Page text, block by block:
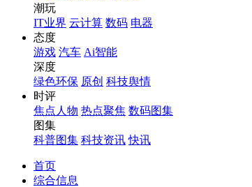
潮玩
IT业界 云计算 数码 电器
态度
游戏 汽车 Ai智能
深度
绿色环保 原创 科技舆情
时评
焦点人物 热点聚焦 数码图集
图集
科普图集 科技资讯 快讯
首页
综合信息